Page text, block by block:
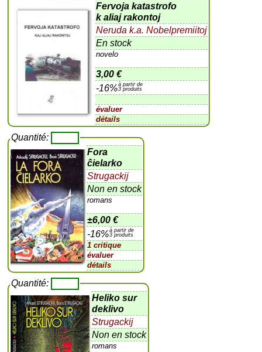
Fervoja katastrofo
k aliaj rakontoj
Neruda k.a. Nobelpremiitoj
En stock
novelo
3,00 €
-16%à partir de
3 produits
évaluer
détails
Quantité:
Fora
ĉielarko
Strugackij
Non en stock
romans
±6,00 €
-16%à partir de
3 produits
1 critique
évaluer
détails
Quantité:
Heliko sur
deklivo
Strugackij
Non en stock
romans